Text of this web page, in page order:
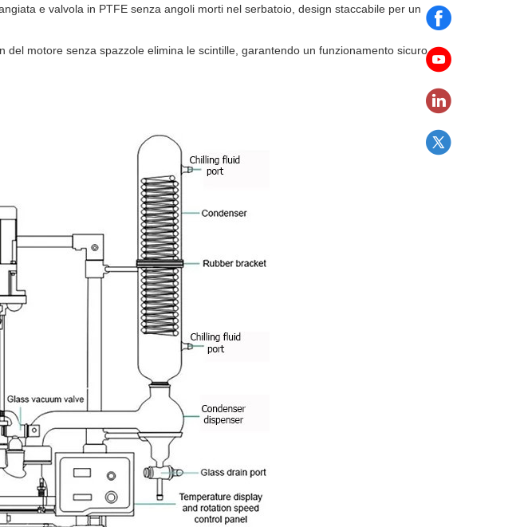
e valvola in PTFE senza angoli morti nel serbatoio, design staccabile per un
del motore senza spazzole elimina le scintille, garantendo un funzionamento sicuro e